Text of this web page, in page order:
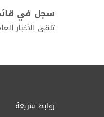
سجل في
تلقى الأخبار
روابط سريعة